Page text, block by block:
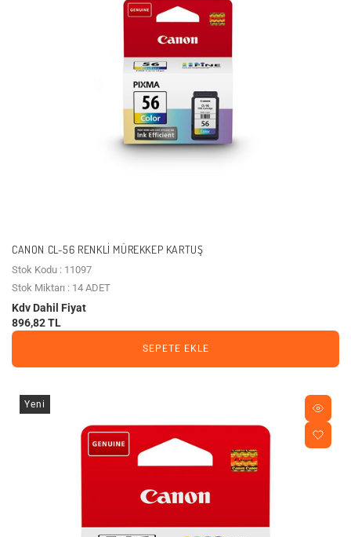
CANON CL-56 RENKLI MÜREKKEP KARTUŞ
Stok Kodu : 11097
Stok Miktarı : 14 ADET
Kdv Dahil Fiyat
896,82 TL
SEPETE EKLE
Yeni